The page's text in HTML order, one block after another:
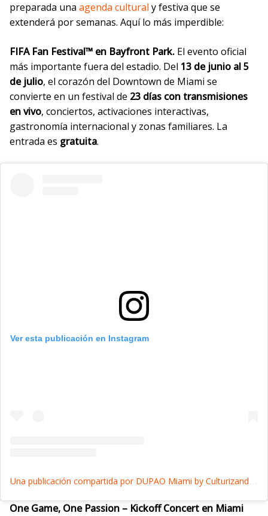
preparada una agenda cultural y festiva que se
extenderá por semanas. Aquí lo más imperdible:
FIFA Fan Festival™ en Bayfront Park. El evento oficial
más importante fuera del estadio. Del 13 de junio al 5
de julio, el corazón del Downtown de Miami se
convierte en un festival de 23 días con transmisiones
en vivo, conciertos, activaciones interactivas,
gastronomía internacional y zonas familiares. La
entrada es gratuita.
Ver esta publicación en Instagram
Una publicación compartida por DUPAO Miami by Culturizando (@dupaomiami)
One Game, One Passion – Kickoff Concert en Miami